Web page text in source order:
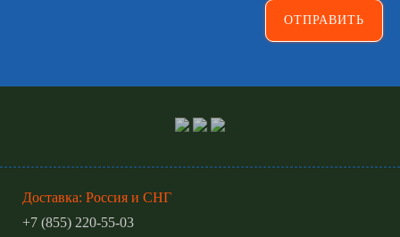
Доставка: Россия и СНГ
+7 (855) 220-55-03